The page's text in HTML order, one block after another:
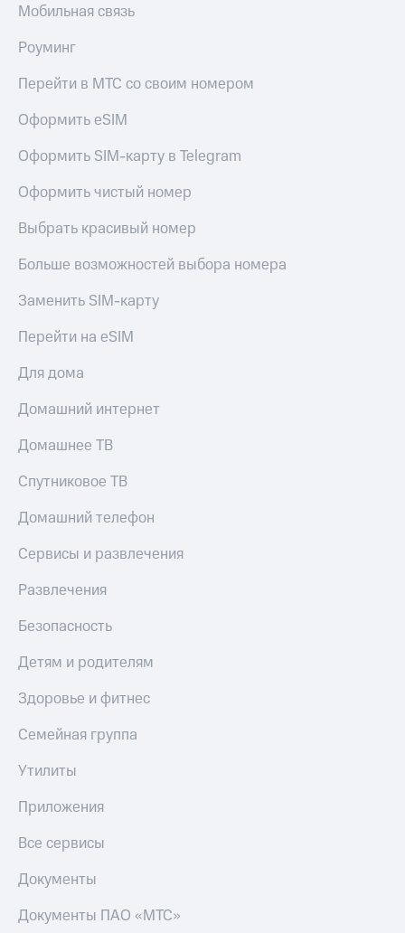
Мобильная связь
Роуминг
Перейти в МТС со своим номером
Оформить eSIM
Оформить SIM-карту в Telegram
Оформить чистый номер
Выбрать красивый номер
Больше возможностей выбора номера
Заменить SIM-карту
Перейти на eSIM
Для дома
Домашний интернет
Домашнее ТВ
Спутниковое ТВ
Домашний телефон
Сервисы и развлечения
Развлечения
Безопасность
Детям и родителям
Здоровье и фитнес
Семейная группа
Утилиты
Приложения
Все сервисы
Документы
Документы ПАО «МТС»